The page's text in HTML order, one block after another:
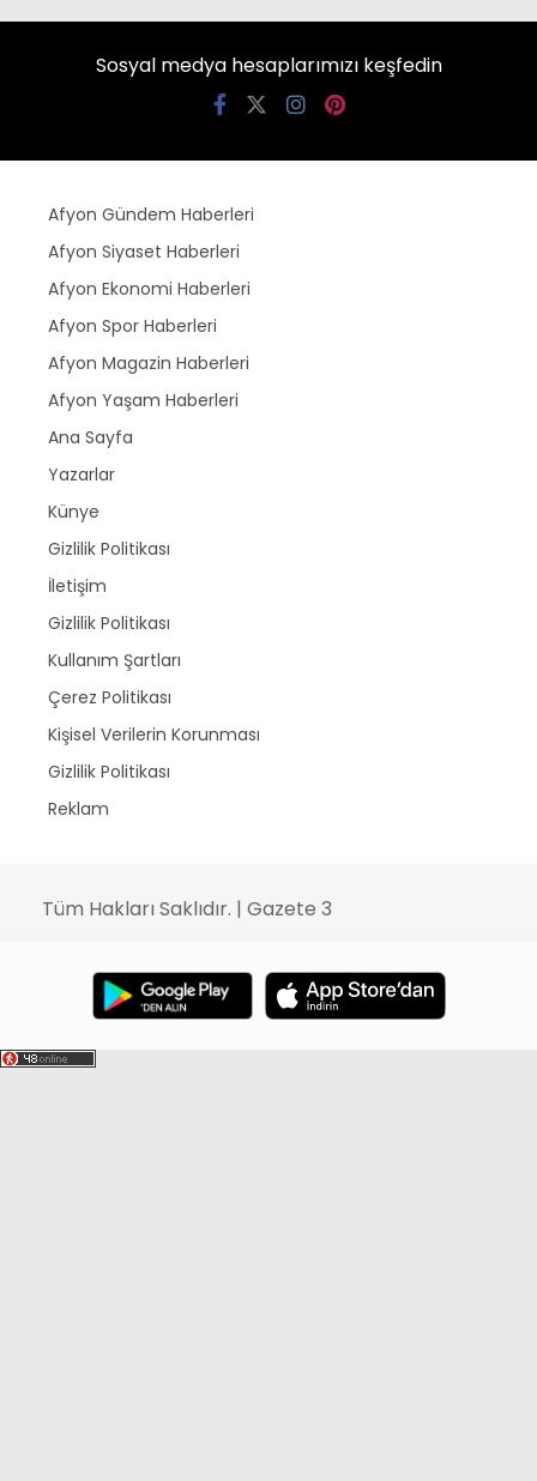
Sosyal medya hesaplarımızı keşfedin
Afyon Gündem Haberleri
Afyon Siyaset Haberleri
Afyon Ekonomi Haberleri
Afyon Spor Haberleri
Afyon Magazin Haberleri
Afyon Yaşam Haberleri
Ana Sayfa
Yazarlar
Künye
Gizlilik Politikası
İletişim
Gizlilik Politikası
Kullanım Şartları
Çerez Politikası
Kişisel Verilerin Korunması
Gizlilik Politikası
Reklam
Tüm Hakları Saklıdır. | Gazete 3